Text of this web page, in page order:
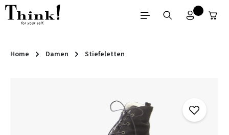
Zum Hauptinhalt springen
Home Damen Stiefeletten